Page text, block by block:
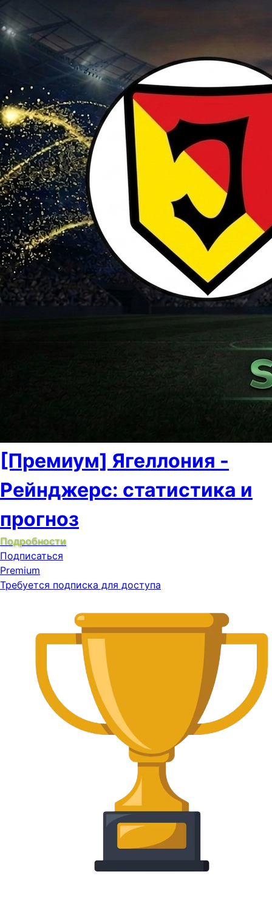
[Премиум] Ягеллония -
Рейнджерс: статистика и
прогноз
Подробности
Подписаться
Premium
Требуется подписка для доступа